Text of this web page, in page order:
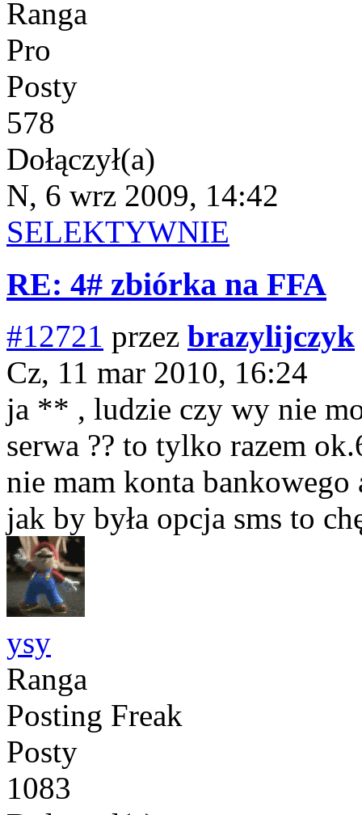
Ranga
Pro
Posty
578
Dołączył(a)
N, 6 wrz 2009, 14:42
SELEKTYWNIE
RE: 4# zbiórka na FFA
#12721 przez brazylijczyk
Cz, 11 mar 2010, 16:24
ja ** , ludzie czy wy nie
serwa ?? to tylko razem
nie mam konta bankowego
jak by była opcja sms to
ysy
Ranga
Posting Freak
Posty
1083